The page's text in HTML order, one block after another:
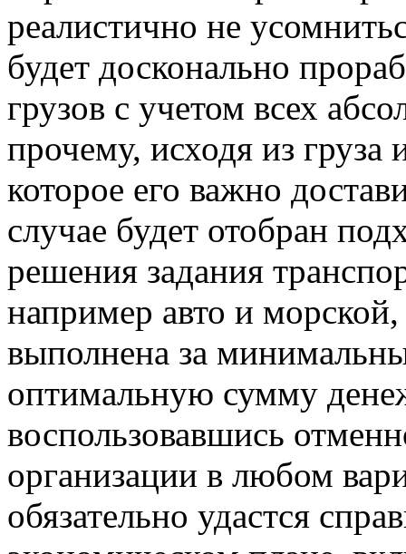
реалистично не
будет досконально
грузов с учетом всех
прочему, исходя из груза
которое его важно
случае будет отобран
решения задания
например авто и
выполнена за
оптимальную сумму
воспользовавшись
организации в любом
обязательно удастся